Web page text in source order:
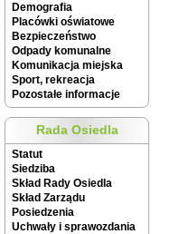
Demografia
Placówki oświatowe
Bezpieczeństwo
Odpady komunalne
Komunikacja miejska
Sport, rekreacja
Pozostałe informacje
Rada Osiedla
Statut
Siedziba
Skład Rady Osiedla
Skład Zarządu
Posiedzenia
Uchwały i sprawozdania